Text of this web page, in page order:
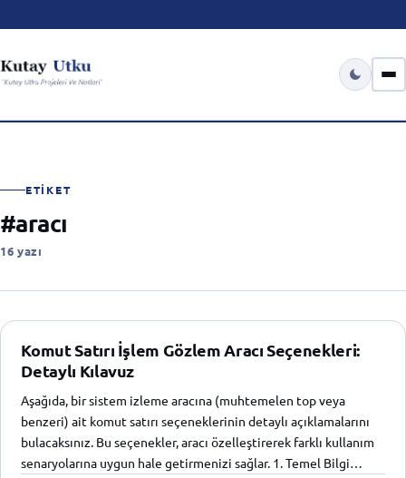
ETIKET
#aracı
16 yazı
Komut Satırı İşlem Gözlem Aracı Seçenekleri:
Detaylı Kılavuz
Aşağıda, bir sistem izleme aracına (muhtemelen top veya
benzeri) ait komut satırı seçeneklerinin detaylı açıklamalarını
bulacaksınız. Bu seçenekler, aracı özelleştirerek farklı kullanım
senaryolarına uygun hale getirmenizi sağlar. 1. Temel Bilgi…